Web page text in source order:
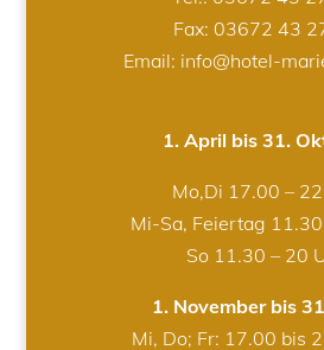
Fax: 03672 43
Email: info@hotel-
1. April bis 31.
Mo,Di 17.00 –
Mi-Sa, Feiertag
So 11.30 – 20
1. November bis
Mi, Do; Fr: 17.00 bis